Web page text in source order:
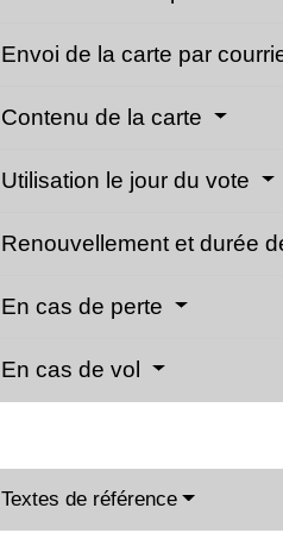
Envoi de la carte par
Contenu de la carte
Utilisation le jour du vote
Renouvellement et durée
En cas de perte
En cas de vol
Textes de référence